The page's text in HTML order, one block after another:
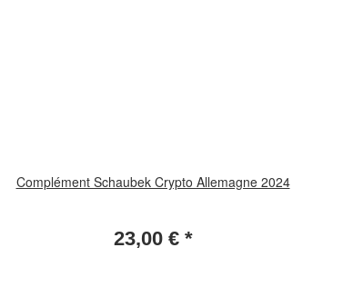
Complément Schaubek Crypto Allemagne 2024
23,00 € *